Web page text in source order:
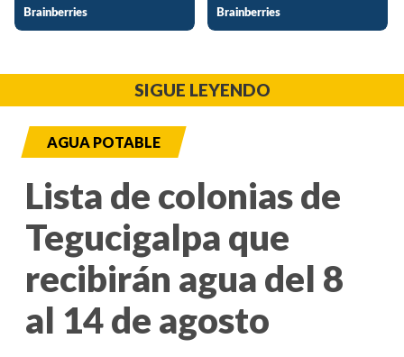
SIGUE LEYENDO
AGUA POTABLE
Lista de colonias de
Tegucigalpa que
recibirán agua del 8
al 14 de agosto